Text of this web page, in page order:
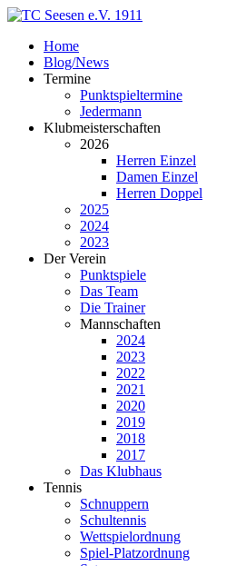
Home
Blog/News
Termine
Punktspieltermine
Jedermann
Klubmeisterschaften
2026
Herren Einzel
Damen Einzel
Herren Doppel
2025
2024
2023
Der Verein
Punktspiele
Das Team
Die Trainer
Mannschaften
2024
2023
2022
2021
2020
2019
2018
2017
Das Klubhaus
Tennis
Schnuppern
Schultennis
Wettspielordnung
Spiel-Platzordnung